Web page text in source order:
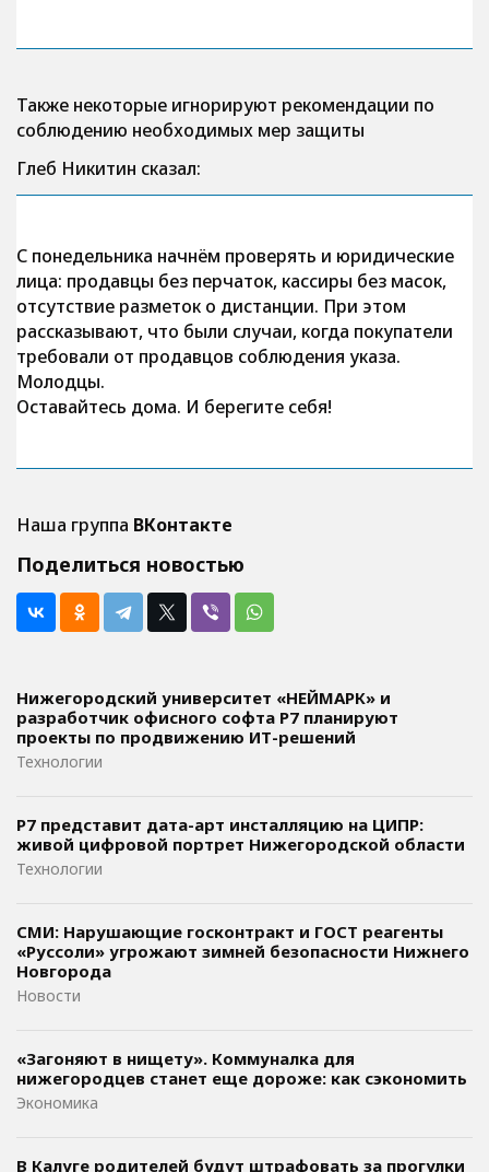
Также некоторые игнорируют рекомендации по
соблюдению необходимых мер защиты
Глеб Никитин сказал:
С понедельника начнём проверять и юридические
лица: продавцы без перчаток, кассиры без масок,
отсутствие разметок о дистанции. При этом
рассказывают, что были случаи, когда покупатели
требовали от продавцов соблюдения указа.
Молодцы.
Оставайтесь дома. И берегите себя!
Наша группа ВКонтакте
Поделиться новостью
Нижегородский университет «НЕЙМАРК» и
разработчик офисного софта P7 планируют
проекты по продвижению ИТ-решений
Технологии
Р7 представит дата-арт инсталляцию на ЦИПР:
живой цифровой портрет Нижегородской области
Технологии
СМИ: Нарушающие госконтракт и ГОСТ реагенты
«Руссоли» угрожают зимней безопасности Нижнего
Новгорода
Новости
«Загоняют в нищету». Коммуналка для
нижегородцев станет еще дороже: как сэкономить
Экономика
В Калуге родителей будут штрафовать за прогулки